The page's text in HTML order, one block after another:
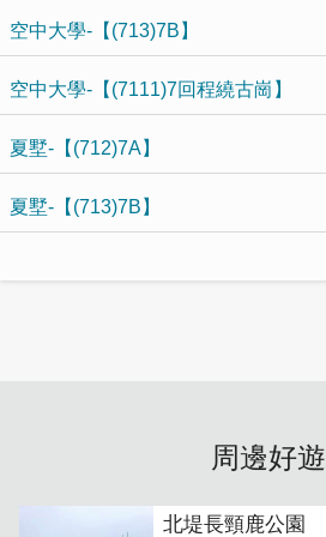
空中大學-【(713)7B】
空中大學-【(7111)7回程繞古崗】
夏墅-【(712)7A】
夏墅-【(713)7B】
周邊好遊
北堤長頸鹿公園